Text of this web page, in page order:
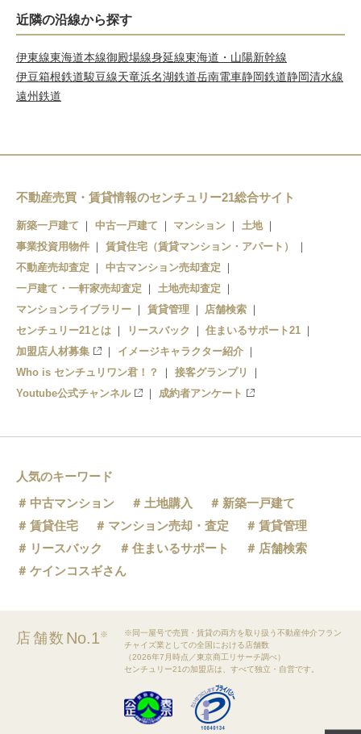
近隣の沿線から探す
伊東線東海道本線御殿場線身延線東海道・山陽新幹線
伊豆箱根鉄道駿豆線天竜浜名湖鉄道岳南電車静岡鉄道静岡清水線
遠州鉄道
不動産売買・賃貸情報のセンチュリー21総合サイト
新築一戸建て 中古一戸建て マンション
土地
事業投資用物件
賃貸住宅（賃貸マンション・アパート）
不動産売却査定
中古マンション売却査定
一戸建て・一軒家売却査定
土地売却査定
マンションライブラリー
賃貸管理
店舗検索
センチュリー21とは
リースバック
住まいるサポート21
加盟店人材募集
イメージキャラクター紹介
Who is センチュリワン君！？
接客グランプリ
Youtube公式チャンネル
成約者アンケート
人気のキーワード
中古マンション
土地購入
新築一戸建て
賃貸住宅
マンション売却・査定
賃貸管理
リースバック
住まいるサポート
店舗検索
ケインコスギさん
店舗数 No.1※
※同一屋号で売買・賃貸の両方を取り扱う不動産仲介フラン
チャイズ業としての全国における店舗数
（2026年7月時点／東京商工リサーチ調べ）
センチュリー21の加盟店は、すべて独立・自営です。